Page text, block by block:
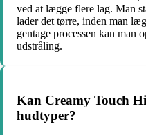
ved at lægge flere lag. Man
lader det tørre, inden man
gentage processen kan man
udstråling.
Kan Creamy Touch
hudtyper?